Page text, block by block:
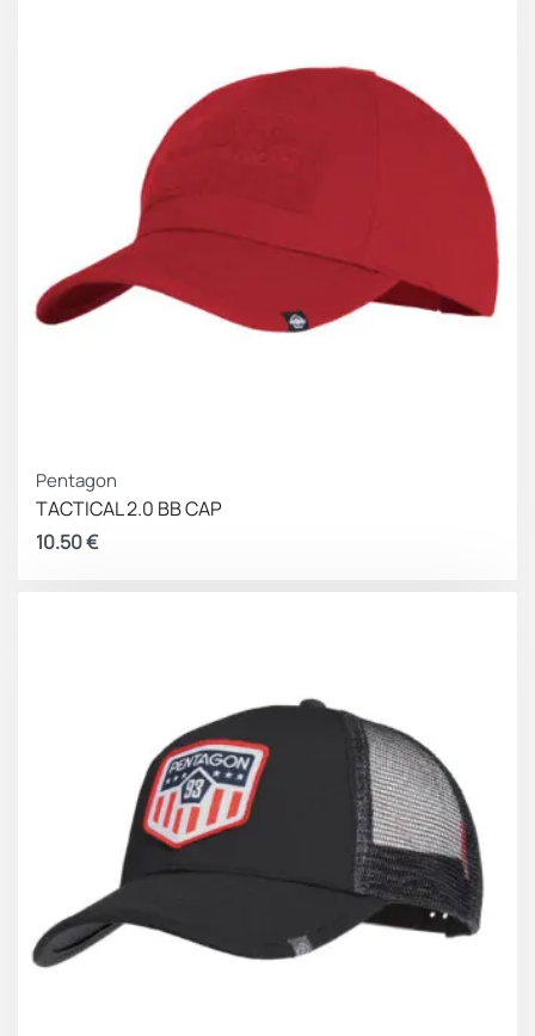
Pentagon
TACTICAL 2.0 BB CAP
10.50€